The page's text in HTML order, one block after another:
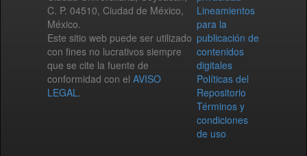
C. P. 04510, Ciudad de México,
México.
Este sitio web puede ser utilizado
con fines no lucrativos siempre
que se cite la fuente de
conformidad con el AVISO
LEGAL.
Lineamientos
para la
publicación de
contenidos
digitales
Políticas del
Repositorio
Términos y
condiciones
de uso